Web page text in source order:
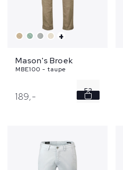
+
Mason's Broek
MBE100 - taupe
189,- 52